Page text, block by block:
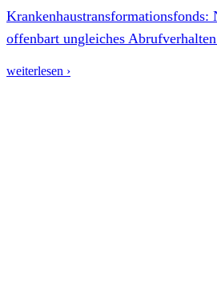
Krankenhaustransformationsfonds:
offenbart ungleiches
weiterlesen ›